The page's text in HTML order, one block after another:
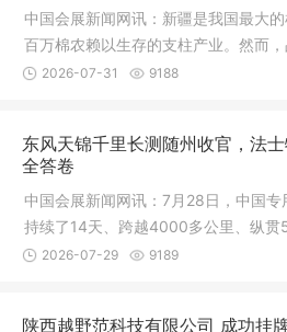
中国会展新闻网讯：新疆是我国最大
百万棉农赖以生存的支柱产业。然而
粗放、病
2026-07-31 9188
东风天锦千里长测随州收官，法
全答卷
中国会展新闻网讯：7月28日，中国
持续了14天、跨越4000多公里、纵贯
上句号。
2026-07-29 9189
陕西越野范科技有限公司 成功挂